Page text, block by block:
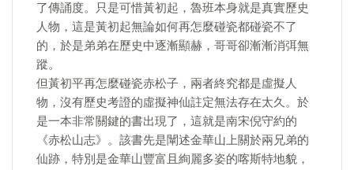
了傳誦度。只是可惜黃初起，魯班本身就是真實歷史
人物，這是黃初起無論如何再怎麼碰瓷都碰瓷不了
的，於是弟弟在歷史中逐漸顯赫，哥哥卻漸漸消弭無
蹤。
但黃初平再怎麼碰瓷赤松子，兩者終究都是虛擬人
物，沒有歷史考證的虛擬神仙註定無法存在太久。於
是一本非常關鍵的書出現了，這就是南宋倪守約的
《赤松山志》。該書先是闡述金華山上關於兩兄弟的
仙跡，特別是金華山豐富且絢麗多姿的喀斯特地貌，